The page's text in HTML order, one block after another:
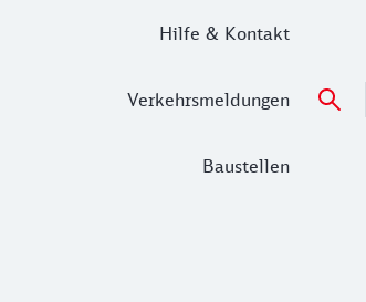
Hilfe & Kontakt
Verkehrsmeldungen
Baustellen